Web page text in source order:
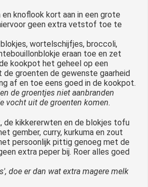
en knoflook kort aan in een grote
geen extra vetstof toe te
wortelschijfjes, broccoli,
eraan toe en zet
kookpot het geheel op een
de groenten de gewenste gaarheid
af en toe eens goed in de kookpot.
de groentjes niet aanbranden
vocht uit de groenten komen.
de kikkererwten en de blokjes tofu
gember, curry, kurkuma en zout
persoonlijk pittig genoeg met de
extra peper bij. Roer alles goed
doe er dan wat extra magere melk